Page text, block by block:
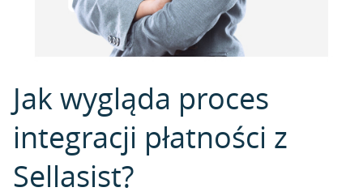
Jak wygląda proces
integracji płatności z
Sellasist?